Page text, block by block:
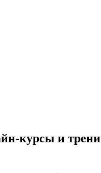
курсы и